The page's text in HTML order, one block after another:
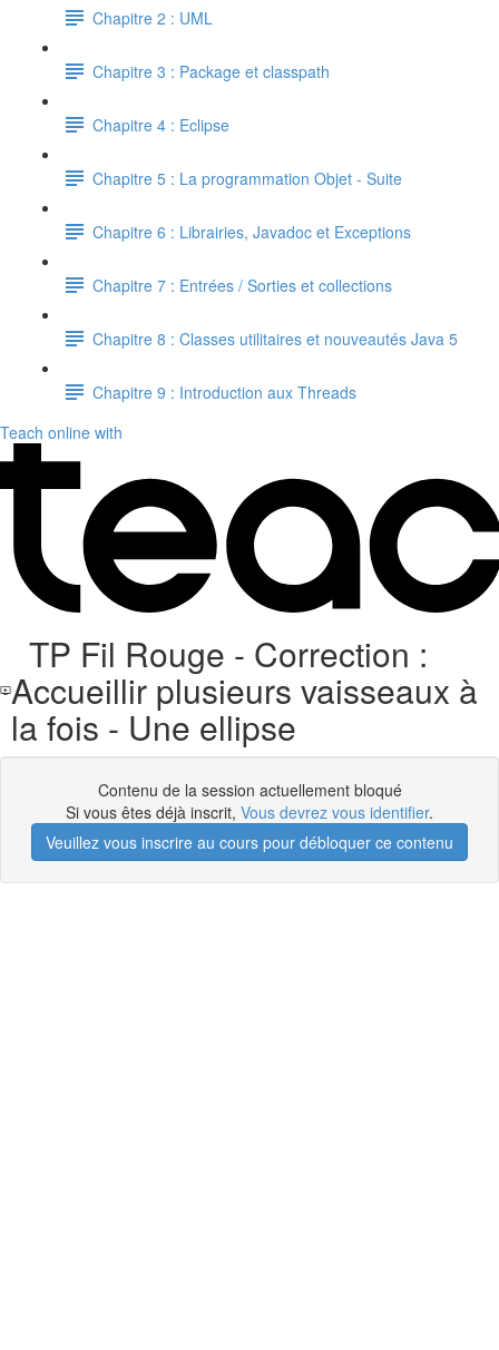
Chapitre 2 : UML
Chapitre 3 : Package et classpath
Chapitre 4 : Eclipse
Chapitre 5 : La programmation Objet - Suite
Chapitre 6 : Librairies, Javadoc et Exceptions
Chapitre 7 : Entrées / Sorties et collections
Chapitre 8 : Classes utilitaires et nouveautés Java 5
Chapitre 9 : Introduction aux Threads
Teach online with
TP Fil Rouge - Correction :
Accueillir plusieurs vaisseaux à
la fois - Une ellipse
Contenu de la session actuellement bloqué
Si vous êtes déjà inscrit, Vous devrez vous identifier.
Veuillez vous inscrire au cours pour débloquer ce contenu